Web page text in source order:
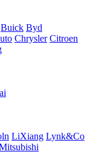
Buick Byd
Chrysler Citroen
LiXiang Lynk&Co